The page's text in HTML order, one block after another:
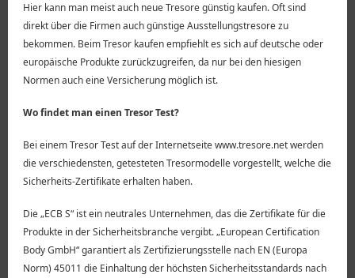
Hier kann man meist auch neue Tresore günstig kaufen. Oft sind
direkt über die Firmen auch günstige Ausstellungstresore zu
bekommen. Beim Tresor kaufen empfiehlt es sich auf deutsche oder
europäische Produkte zurückzugreifen, da nur bei den hiesigen
Normen auch eine Versicherung möglich ist.
Wo findet man einen Tresor Test?
Bei einem Tresor Test auf der Internetseite www.tresore.net werden
die verschiedensten, getesteten Tresormodelle vorgestellt, welche die
Sicherheits-Zertifikate erhalten haben.
Die „ECB S“ ist ein neutrales Unternehmen, das die Zertifikate für die
Produkte in der Sicherheitsbranche vergibt. „European Certification
Body GmbH“ garantiert als Zertifizierungsstelle nach EN (Europa
Norm) 45011 die Einhaltung der höchsten Sicherheitsstandards nach